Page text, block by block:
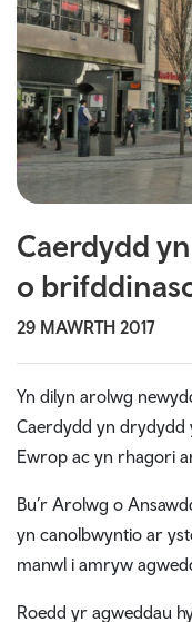
Caerdydd
o
29 MAWRTH 2017
Yn dilyn arolwg
Caerdydd yn drydydd
Ewrop ac yn rhagori
Bu’r Arolwg o
yn canolbwyntio ar
manwl i amryw
Roedd yr agweddau